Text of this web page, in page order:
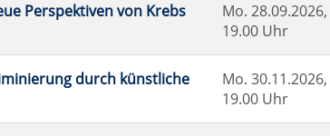
Perspektiven von Krebs
Mo. 28.09.2026,
19.00 Uhr
durch künstliche
Mo. 30.11.2026,
19.00 Uhr